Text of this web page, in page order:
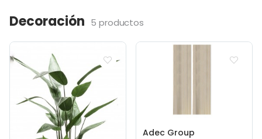
Decoración 5 productos
Adec Group